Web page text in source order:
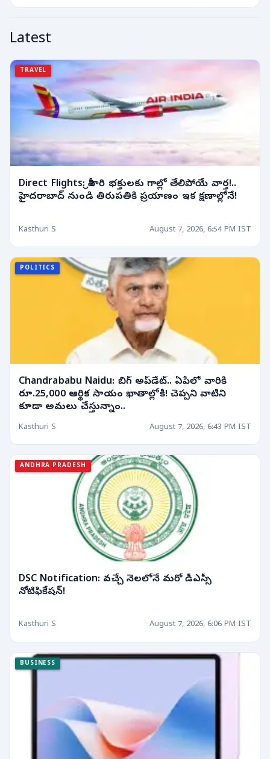
Latest
TRAVEL
Direct Flights: శ్రీవారి భక్తులకు గాల్లో తేలిపోయే వార్త!..
హైదరాబాద్ నుండి తిరుపతికి ప్రయాణం ఇక క్షణాల్లోనే!
Kasthuri S August 7, 2026, 6:54 PM IST
POLITICS
Chandrababu Naidu: బిగ్ అప్‌డేట్.. ఏపీలో వారికి
రూ.25,000 ఆర్థిక సాయం ఖాతాల్లోకి! చెప్పని వాటిని
కూడా అమలు చేస్తున్నాం..
Kasthuri S August 7, 2026, 6:43 PM IST
ANDHRA PRADESH
DSC Notification: వచ్చే నెలలోనే మరో డీఎస్సీ
నోటిఫికేషన్!
Kasthuri S August 7, 2026, 6:06 PM IST
BUSINESS